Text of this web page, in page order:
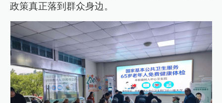
政策真正落到群众身边。